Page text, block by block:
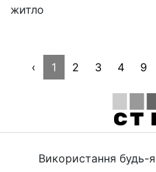
житло
‹ 1 2 3 4 9
Використання будь-